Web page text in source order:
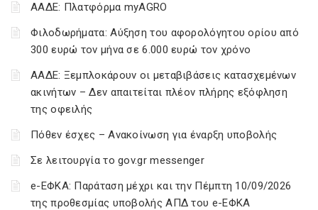
ΑΑΔΕ: Πλατφόρμα myAGRO
Φιλοδωρήματα: Αύξηση του αφορολόγητου ορίου από
300 ευρώ τον μήνα σε 6.000 ευρώ τον χρόνο
ΑΑΔΕ: Ξεμπλοκάρουν οι μεταβιβάσεις κατασχεμένων
ακινήτων – Δεν απαιτείται πλέον πλήρης εξόφληση
της οφειλής
Πόθεν έσχες – Ανακοίνωση για έναρξη υποβολής
Σε λειτουργία το gov.gr messenger
e-ΕΦΚΑ: Παράταση μέχρι και την Πέμπτη 10/09/2026
της προθεσμίας υποβολής ΑΠΔ του e-ΕΦΚΑ